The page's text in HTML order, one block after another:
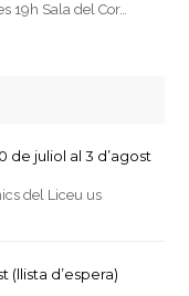
19h Sala del Cor…
de juliol al 3 d’agost
del Liceu us
(llista d’espera)